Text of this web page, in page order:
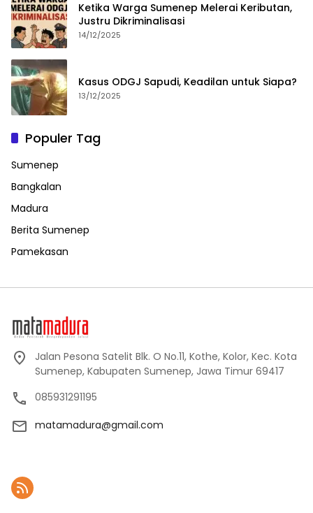
Ketika Warga Sumenep Melerai Keributan,
Justru Dikriminalisasi
14/12/2025
Kasus ODGJ Sapudi, Keadilan untuk Siapa?
13/12/2025
Populer Tag
Sumenep
Bangkalan
Madura
Berita Sumenep
Pamekasan
Jalan Pesona Satelit Blk. O No.11, Kothe, Kolor, Kec. Kota
Sumenep, Kabupaten Sumenep, Jawa Timur 69417
085931291195
matamadura@gmail.com